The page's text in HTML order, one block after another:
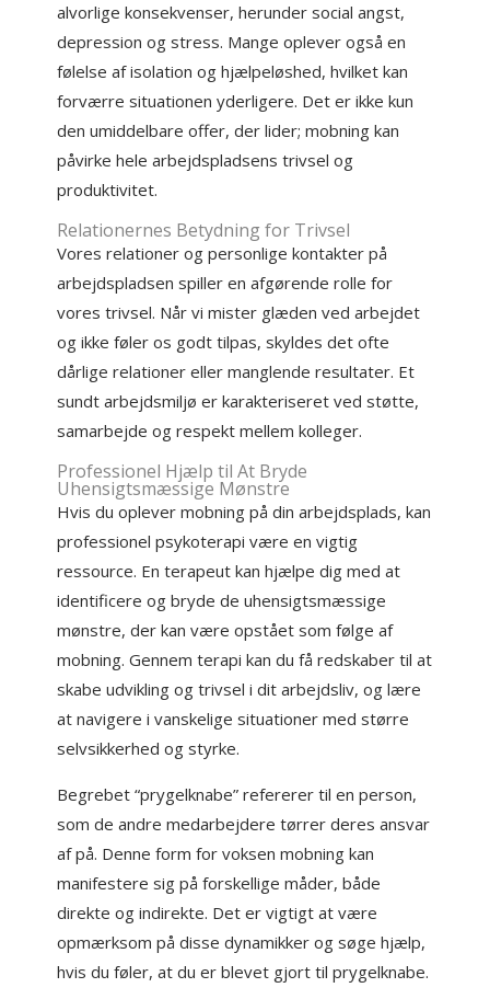
alvorlige konsekvenser, herunder social angst,
depression og stress. Mange oplever også en
følelse af isolation og hjælpeløshed, hvilket kan
forværre situationen yderligere. Det er ikke kun
den umiddelbare offer, der lider; mobning kan
påvirke hele arbejdspladsens trivsel og
produktivitet.
Relationernes Betydning for Trivsel
Vores relationer og personlige kontakter på
arbejdspladsen spiller en afgørende rolle for
vores trivsel. Når vi mister glæden ved arbejdet
og ikke føler os godt tilpas, skyldes det ofte
dårlige relationer eller manglende resultater. Et
sundt arbejdsmiljø er karakteriseret ved støtte,
samarbejde og respekt mellem kolleger.
Professionel Hjælp til At Bryde
Uhensigtsmæssige Mønstre
Hvis du oplever mobning på din arbejdsplads, kan
professionel psykoterapi være en vigtig
ressource. En terapeut kan hjælpe dig med at
identificere og bryde de uhensigtsmæssige
mønstre, der kan være opstået som følge af
mobning. Gennem terapi kan du få redskaber til at
skabe udvikling og trivsel i dit arbejdsliv, og lære
at navigere i vanskelige situationer med større
selvsikkerhed og styrke.
Begrebet “prygelknabe” refererer til en person,
som de andre medarbejdere tørrer deres ansvar
af på. Denne form for voksen mobning kan
manifestere sig på forskellige måder, både
direkte og indirekte. Det er vigtigt at være
opmærksom på disse dynamikker og søge hjælp,
hvis du føler, at du er blevet gjort til prygelknabe.